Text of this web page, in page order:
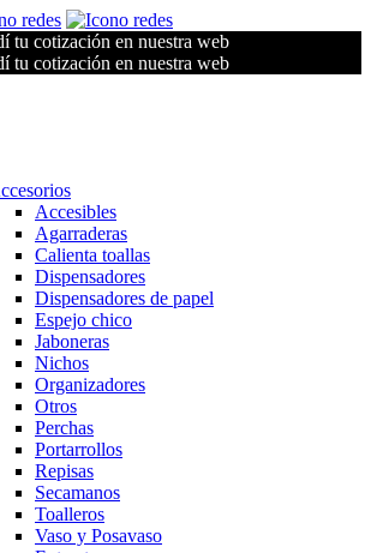
tu cotización en nuestra web
tu cotización en nuestra web
Accesibles
Agarraderas
Calienta toallas
Dispensadores
Dispensadores de papel
Espejo chico
Jaboneras
Nichos
Organizadores
Otros
Perchas
Portarrollos
Repisas
Secamanos
Toalleros
Vaso y Posavaso